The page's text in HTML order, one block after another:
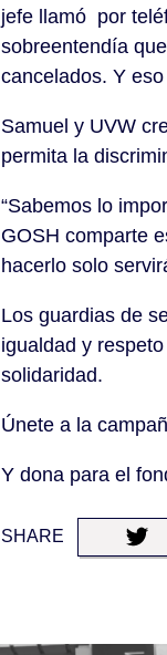
jefe llamó por
sobreentendía
cancelados. Y
Samuel y UVW
permita la
“Sabemos lo
GOSH comparte
hacerlo solo
Los guardias de
igualdad y
solidaridad.
Únete a la
Y dona para el
SHARE